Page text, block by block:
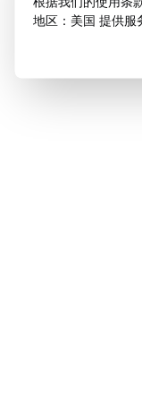
地区：美国 提供服